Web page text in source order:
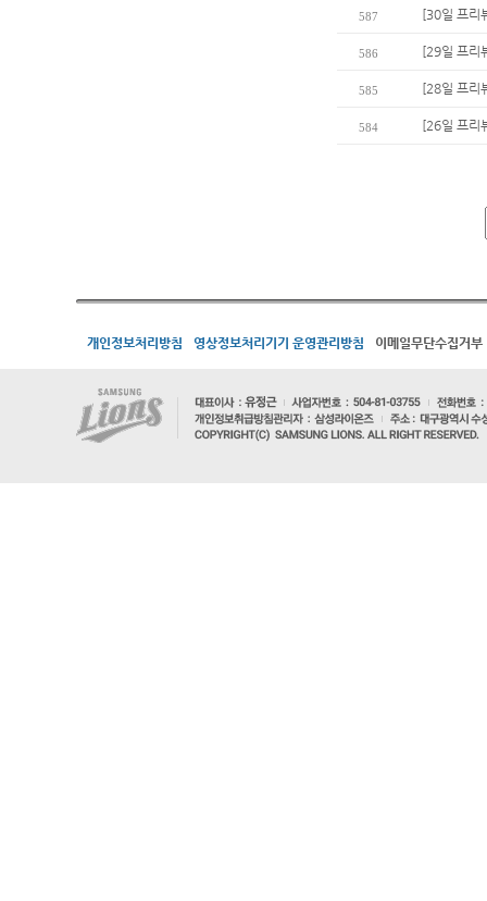
587 [30일 프리
586 [29일 프리
585 [28일 프리
584 [26일 프리
개인정보처리방침 영상정보처리기기 운영관리방침 이메일무단수집거부